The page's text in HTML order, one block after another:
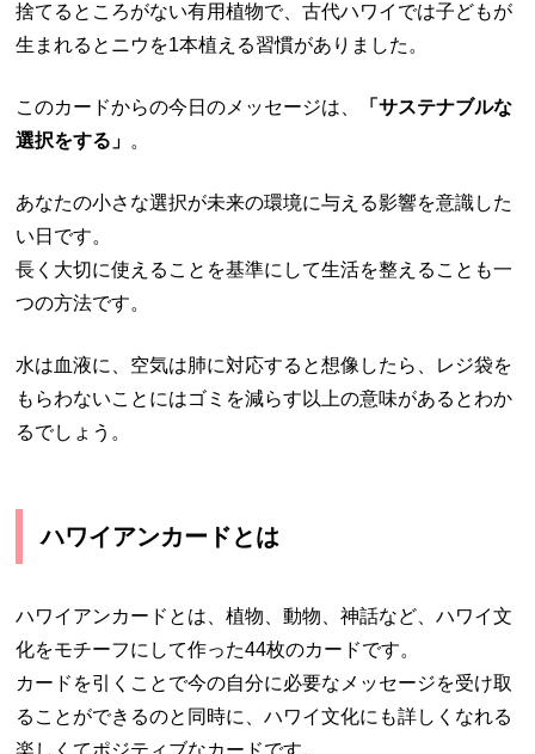
捨てるところがない有用植物で、古代ハワイでは子どもが
生まれるとニウを1本植える習慣がありました。
このカードからの今日のメッセージは、
「サステナブルな
選択をする」 。
あなたの小さな選択が未来の環境に与える影響を意識した
い日です。
長く大切に使えることを基準にして生活を整えることも一
つの方法です。
水は血液に、空気は肺に対応すると想像したら、レジ袋を
もらわないことにはゴミを減らす以上の意味があるとわか
るでしょう。
ハワイアンカードとは
ハワイアンカードとは、植物、動物、神話など、ハワイ文
化をモチーフにして作った44枚のカードです。
カードを引くことで今の自分に必要なメッセージを受け取
ることができるのと同時に、ハワイ文化にも詳しくなれる